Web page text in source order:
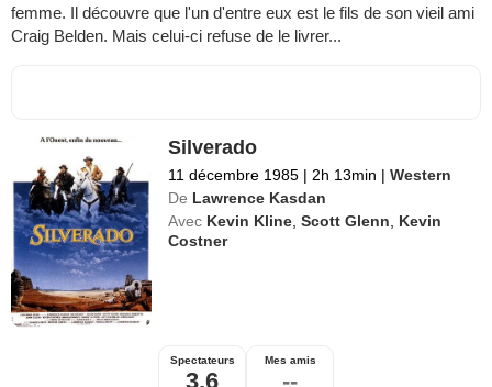
femme. Il découvre que l'un d'entre eux est le fils de son vieil ami
Craig Belden. Mais celui-ci refuse de le livrer...
Silverado
11 décembre 1985 | 2h 13min | Western
De Lawrence Kasdan
Avec Kevin Kline ,Scott Glenn
Kevin
Costner
Spectateurs
3,6
Mes amis
--